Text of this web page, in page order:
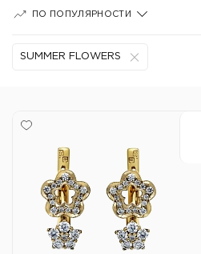
ПО ПОПУЛЯРНОСТИ
SUMMER FLOWERS